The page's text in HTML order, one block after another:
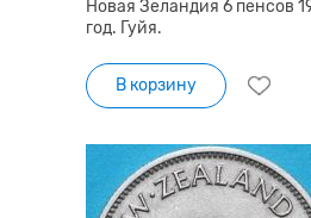
Новая Зеландия 6 пенсов
год. Гуйя.
В корзину